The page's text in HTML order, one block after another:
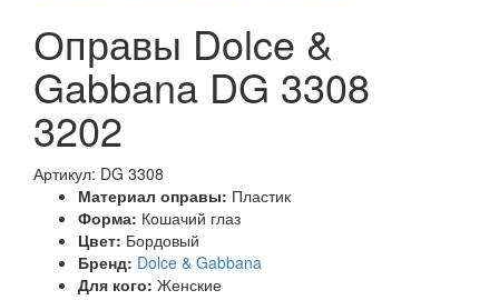
Оправы Dolce &
Gabbana DG 3308
3202
Артикул: DG 3308
Материал оправы: Пластик
Форма: Кошачий глаз
Цвет: Бордовый
Бренд: Dolce & Gabbana
Для кого: Женские